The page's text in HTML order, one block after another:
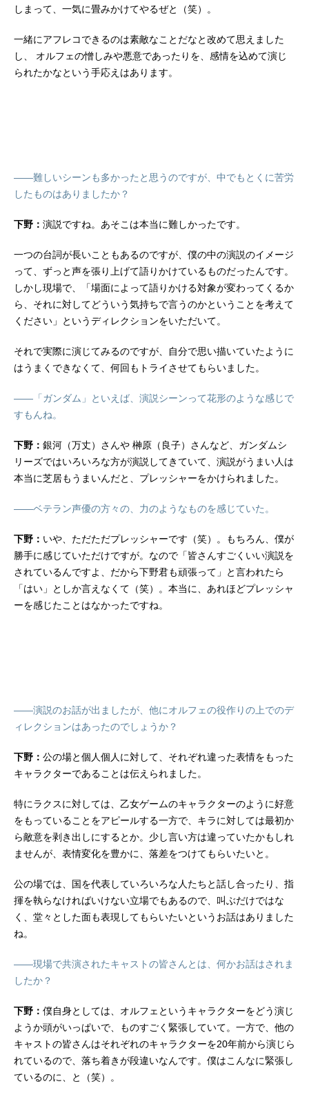
しまって、一気に畳みかけてやるぜと（笑）。
一緒にアフレコできるのは素敵なことだなと改めて思えました
し、 オルフェの憎しみや悪意であったりを、感情を込めて演じ
られたかなという手応えはあります。
――難しいシーンも多かったと思うのですが、中でもとくに苦労
したものはありましたか？
下野： 演説ですね。あそこは本当に難しかったです。
一つの台詞が長いこともあるのですが、僕の中の演説のイメージ
って、ずっと声を張り上げて語りかけているものだったんです。
しかし現場で、「場面によって語りかける対象が変わってくるか
ら、それに対してどういう気持ちで言うのかということを考えて
ください」というディレクションをいただいて。
それで実際に演じてみるのですが、自分で思い描いていたように
はうまくできなくて、何回もトライさせてもらいました。
――「ガンダム」といえば、演説シーンって花形のような感じで
すもんね。
下野： 銀河（万丈）さんや 榊原（良子）さんなど、ガンダムシ
リーズではいろいろな方が演説してきていて、演説がうまい人は
本当に芝居もうまいんだと、プレッシャーをかけられました。
――ベテラン声優の方々の、力のようなものを感じていた。
下野： いや、ただただプレッシャーです（笑）。もちろん、僕が
勝手に感じていただけですが。なので「皆さんすごくいい演説を
されているんですよ、だから下野君も頑張って」と言われたら
「はい」としか言えなくて（笑）。本当に、あれほどプレッシャ
ーを感じたことはなかったですね。
――演説のお話が出ましたが、他にオルフェの役作りの上でのデ
ィレクションはあったのでしょうか？
下野： 公の場と個人個人に対して、それぞれ違った表情をもった
キャラクターであることは伝えられました。
特にラクスに対しては、乙女ゲームのキャラクターのように好意
をもっていることをアピールする一方で、キラに対しては最初か
ら敵意を剥き出しにするとか。少し言い方は違っていたかもしれ
ませんが、表情変化を豊かに、落差をつけてもらいたいと。
公の場では、国を代表していろいろな人たちと話し合ったり、指
揮を執らなければいけない立場でもあるので、叫ぶだけではな
く、堂々とした面も表現してもらいたいというお話はありました
ね。
――現場で共演されたキャストの皆さんとは、何かお話はされま
したか？
下野： 僕自身としては、オルフェというキャラクターをどう演じ
ようか頭がいっぱいで、ものすごく緊張していて。一方で、他の
キャストの皆さんはそれぞれのキャラクターを20年前から演じら
れているので、落ち着きが段違いなんです。僕はこんなに緊張し
ているのに、と（笑）。